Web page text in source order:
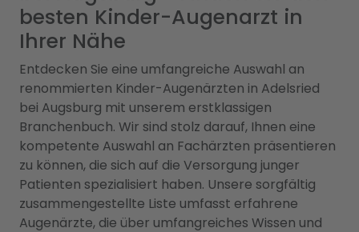
besten Kinder-Augenarzt in
Ihrer Nähe
Entdecken Sie eine umfangreiche Auswahl an
renommierten Kinder-Augenärzten in Adelsried
bei Augsburg mit unserem erstklassigen
Branchenbuch. Wir sind stolz darauf, Ihnen eine
kompetente Auswahl an Fachärzten präsentieren
zu können, die sich auf die Versorgung junger
Patienten spezialisiert haben. Unsere sorgfältig
zusammengestellte Liste umfasst erfahrene
Augenärzte, die über umfangreiches Wissen und